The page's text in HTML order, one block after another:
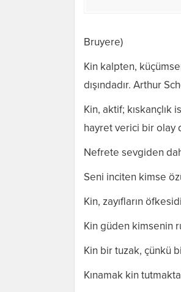
Bruyere)
Kin kalpten,
dışındadır. Arthur
Kin, aktif; kıskançlık
hayret verici bir olay
Nefrete sevgiden
Seni inciten kimse
Kin, zayıfların
Kin güden kimsenin
Kin bir tuzak, çünkü
Kınamak kin